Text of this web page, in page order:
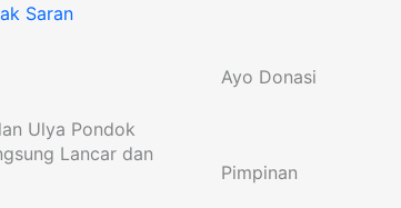
Saran
Ulya Pondok
Lancar dan
Ayo Donasi
Pimpinan